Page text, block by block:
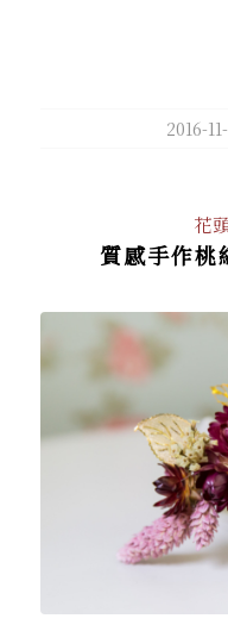
2016-
/
花
質感手作桃